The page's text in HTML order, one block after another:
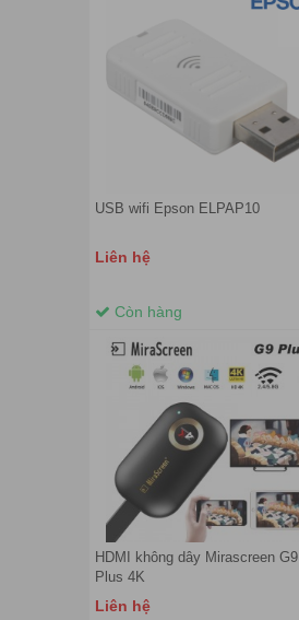
USB wifi Epson ELPAP10
Liên hệ
Còn hàng
HDMI không dây Mirascreen G9
Plus 4K
Liên hệ